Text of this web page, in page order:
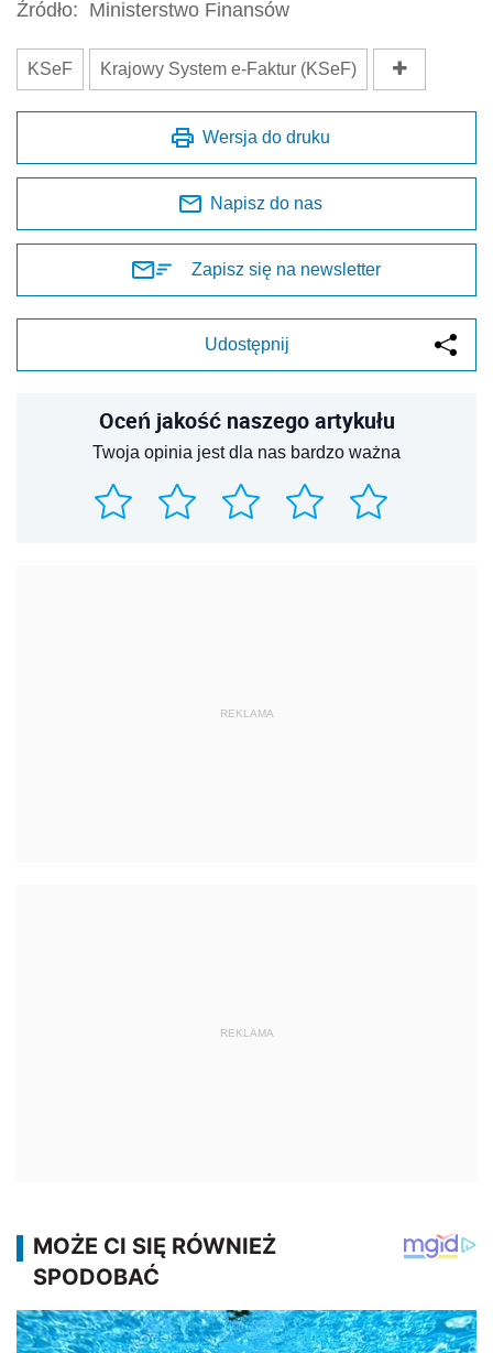
Źródło: Ministerstwo Finansów
KSeF Krajowy System e-Faktur (KSeF)
Wersja do druku
Napisz do nas
Zapisz się na newsletter
Udostępnij
Oceń jakość naszego artykułu
Twoja opinia jest dla nas bardzo ważna
REKLAMA
REKLAMA